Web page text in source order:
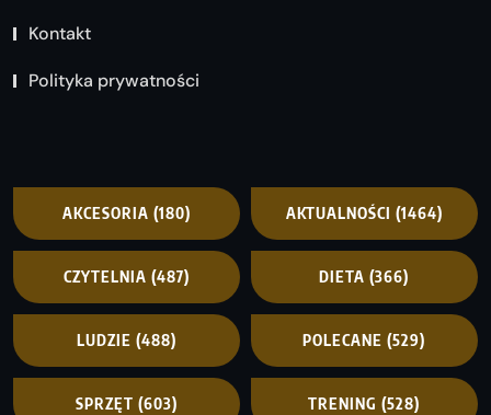
Kontakt
Polityka prywatności
AKCESORIA (180) AKTUALNOŚCI (1464)
CZYTELNIA (487) DIETA (366)
LUDZIE (488) POLECANE (529)
SPRZĘT (603) TRENING (528)